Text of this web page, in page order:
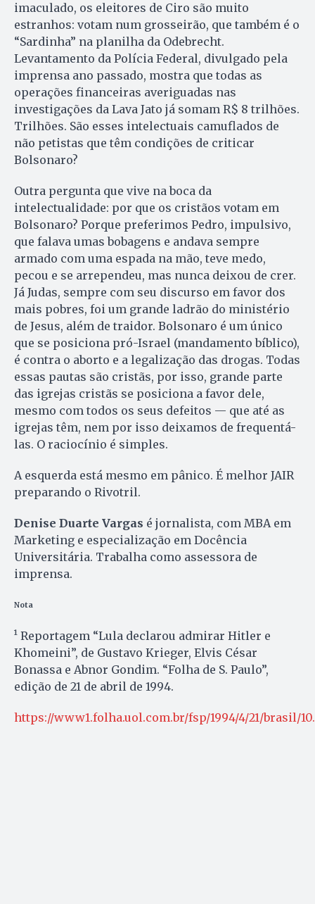
imaculado, os eleitores de Ciro são muito
estranhos: votam num grosseirão, que também é o
“Sardinha” na planilha da Odebrecht.
Levantamento da Polícia Federal, divulgado pela
imprensa ano passado, mostra que todas as
operações financeiras averiguadas nas
investigações da Lava Jato já somam R$ 8 trilhões.
Trilhões. São esses intelectuais camuflados de
não petistas que têm condições de criticar
Bolsonaro?
Outra pergunta que vive na boca da
intelectualidade: por que os cristãos votam em
Bolsonaro? Porque preferimos Pedro, impulsivo,
que falava umas bobagens e andava sempre
armado com uma espada na mão, teve medo,
pecou e se arrependeu, mas nunca deixou de crer.
Já Judas, sempre com seu discurso em favor dos
mais pobres, foi um grande ladrão do ministério
de Jesus, além de traidor. Bolsonaro é um único
que se posiciona pró-Israel (mandamento bíblico),
é contra o aborto e a legalização das drogas. Todas
essas pautas são cristãs, por isso, grande parte
das igrejas cristãs se posiciona a favor dele,
mesmo com todos os seus defeitos — que até as
igrejas têm, nem por isso deixamos de frequentá-
las. O raciocínio é simples.
A esquerda está mesmo em pânico. É melhor JAIR
preparando o Rivotril.
Denise Duarte Vargas é jornalista, com MBA em
Marketing e especialização em Docência
Universitária. Trabalha como assessora de
imprensa.
Nota
¹ Reportagem “Lula declarou admirar Hitler e
Khomeini”, de Gustavo Krieger, Elvis César
Bonassa e Abnor Gondim. “Folha de S. Paulo”,
edição de 21 de abril de 1994.
https://www1.folha.uol.com.br/fsp/1994/4/21/brasil/